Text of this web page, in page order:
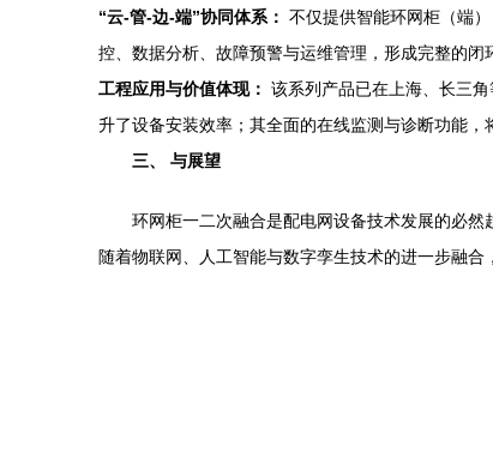
“云-管-边-端”协同体系： 不仅提供智能环网柜（端
控、数据分析、故障预警与运维管理，形成完整的闭
工程应用与价值体现： 该系列产品已在上海、长三
升了设备安装效率；其全面的在线监测与诊断功能，
三、 与展望
环网柜一二次融合是配电网设备技术发展的必
随着物联网、人工智能与数字孪生技术的进一步融